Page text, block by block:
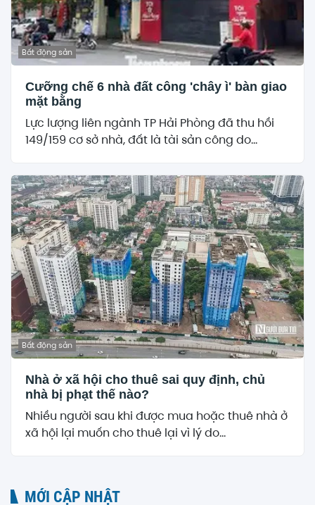
Bất động sản
Cưỡng chế 6 nhà đất công 'chây ì' bàn giao
mặt bằng
Lực lượng liên ngành TP Hải Phòng đã thu hồi
149/159 cơ sở nhà, đất là tài sản công do...
Bất động sản
Nhà ở xã hội cho thuê sai quy định, chủ
nhà bị phạt thế nào?
Nhiều người sau khi được mua hoặc thuê nhà ở
xã hội lại muốn cho thuê lại vì lý do...
MỚI CẬP NHẬT